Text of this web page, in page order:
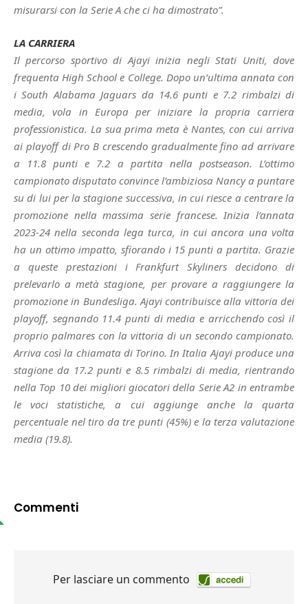
misurarsi con la Serie A che ci ha dimostrato”.
LA CARRIERA
Il percorso sportivo di Ajayi inizia negli Stati Uniti, dove
frequenta High School e College. Dopo un’ultima annata con
i South Alabama Jaguars da 14.6 punti e 7.2 rimbalzi di
media, vola in Europa per iniziare la propria carriera
professionistica. La sua prima meta è Nantes, con cui arriva
ai playoff di Pro B crescendo gradualmente fino ad arrivare
a 11.8 punti e 7.2 a partita nella postseason. L’ottimo
campionato disputato convince l’ambiziosa Nancy a puntare
su di lui per la stagione successiva, in cui riesce a centrare la
promozione nella massima serie francese. Inizia l’annata
2023-24 nella seconda lega turca, in cui ancora una volta
ha un ottimo impatto, sfiorando i 15 punti a partita. Grazie
a queste prestazioni i Frankfurt Skyliners decidono di
prelevarlo a metà stagione, per provare a raggiungere la
promozione in Bundesliga. Ajayi contribuisce alla vittoria dei
playoff, segnando 11.4 punti di media e arricchendo così il
proprio palmares con la vittoria di un secondo campionato.
Arriva così la chiamata di Torino. In Italia Ajayi produce una
stagione da 17.2 punti e 8.5 rimbalzi di media, rientrando
nella Top 10 dei migliori giocatori della Serie A2 in entrambe
le voci statistiche, a cui aggiunge anche la quarta
percentuale nel tiro da tre punti (45%) e la terza valutazione
media (19.8).
Commenti